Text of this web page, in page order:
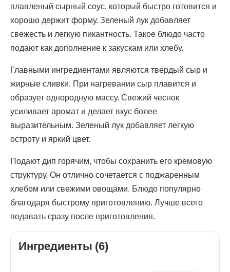
плавленый сырный соус, который быстро готовится и
хорошо держит форму. Зеленый лук добавляет
свежесть и легкую пикантность. Такое блюдо часто
подают как дополнение к закускам или хлебу.
Главными ингредиентами являются твердый сыр и
жирные сливки. При нагревании сыр плавится и
образует однородную массу. Свежий чеснок
усиливает аромат и делает вкус более
выразительным. Зеленый лук добавляет легкую
остроту и яркий цвет.
Подают дип горячим, чтобы сохранить его кремовую
структуру. Он отлично сочетается с поджаренным
хлебом или свежими овощами. Блюдо популярно
благодаря быстрому приготовлению. Лучше всего
подавать сразу после приготовления.
Ингредиенты (6)